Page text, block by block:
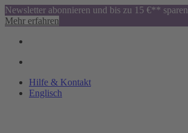
Newsletter abonnieren und bis zu 15 €** sparen
Mehr erfahren
Hilfe & Kontakt
Englisch